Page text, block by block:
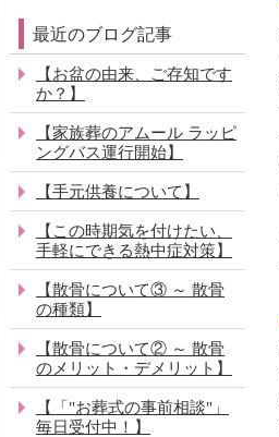
最近のブログ記事
【お盆の由来、ご存知です
か？】
【家族葬のアムール ラッピ
ングバス運行開始】
【手元供養について】
【この時期気を付けたい、
手軽にできる熱中症対策】
【散骨について③ ～ 散骨
の種類】
【散骨について② ～ 散骨
のメリット・デメリット】
【「"お葬式の事前相談"」
毎日受付中！】